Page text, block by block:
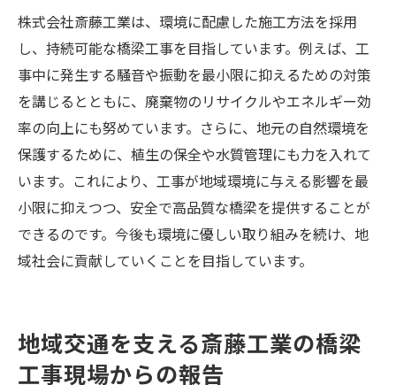
株式会社斎藤工業は、環境に配慮した施工方法を採用
し、持続可能な橋梁工事を目指しています。例えば、工
事中に発生する騒音や振動を最小限に抑えるための対策
を講じるとともに、廃棄物のリサイクルやエネルギー効
率の向上にも努めています。さらに、地元の自然環境を
保護するために、植生の保全や水質管理にも力を入れて
います。これにより、工事が地域環境に与える影響を最
小限に抑えつつ、安全で高品質な橋梁を提供することが
できるのです。今後も環境に優しい取り組みを続け、地
域社会に貢献していくことを目指しています。
地域交通を支える斎藤工業の橋梁
工事現場からの報告